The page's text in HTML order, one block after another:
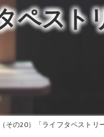
ペスト
の20）「ライフタペストリ